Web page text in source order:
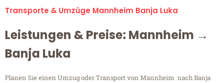
Transporte & Umzüge Mannheim Banja Luka
Leistungen & Preise: Mannheim →
Banja Luka
Planen Sie einen Umzug oder Transport von Mannheim nach Banja